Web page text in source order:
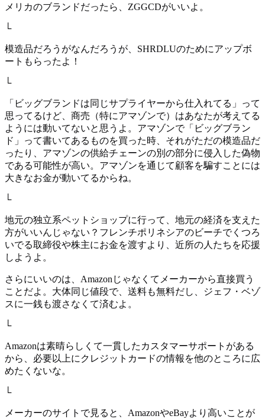
メリカのブランドだったら、ZGGCDがいいよ。
└
模造品だろうがなんだろうが、SHRDLUのためにアップボ
ートもらったよ！
└
「ビッグブランドは同じサプライヤーから仕入れてる」って
思ってるけど、商売（特にアマゾンで）はあなたが考えてる
ようには動いてないと思うよ。アマゾンで「ビッグブラン
ド」って書いてあるものを買った時、それがただの模造品だ
ったり、アマゾンの供給チェーンの別の部分に侵入した偽物
である可能性が高い。アマゾンを通じて顧客を騙すことには
大きなお金が動いてるからね。
└
地元の独立系ペットショップに行って、地元の経済を支えた
方がいいんじゃない？フレンチポリネシアのビーチでくつろ
いでる取締役や株主にお金を渡すより、近所の人たちを応援
しようよ。
さらにいいのは、Amazonじゃなくてメーカーから直接買う
ことだよ。大体同じ値段で、送料も無料だし、ジェフ・ベゾ
スに一銭も渡さなくて済むよ。
└
Amazonは素晴らしくて一貫したカスタマーサポートがある
から、必要以上にクレジットカードの情報を他のところに広
めたくないな。
└
メーカーのサイトで見ると、AmazonやeBayより高いことが